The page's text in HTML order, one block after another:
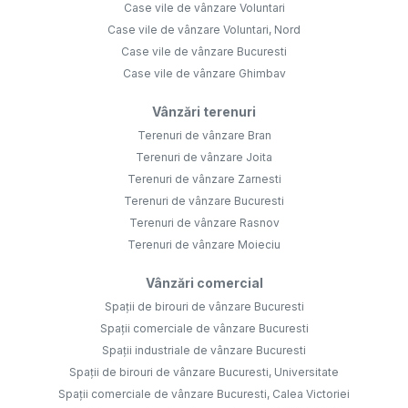
Case vile de vânzare Voluntari
Case vile de vânzare Voluntari, Nord
Case vile de vânzare Bucuresti
Case vile de vânzare Ghimbav
Vânzări terenuri
Terenuri de vânzare Bran
Terenuri de vânzare Joita
Terenuri de vânzare Zarnesti
Terenuri de vânzare Bucuresti
Terenuri de vânzare Rasnov
Terenuri de vânzare Moieciu
Vânzări comercial
Spații de birouri de vânzare Bucuresti
Spații comerciale de vânzare Bucuresti
Spații industriale de vânzare Bucuresti
Spații de birouri de vânzare Bucuresti, Universitate
Spații comerciale de vânzare Bucuresti, Calea Victoriei